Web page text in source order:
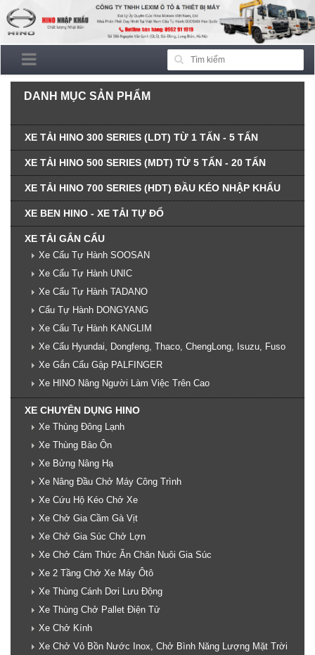
DANH MỤC SẢN PHẨM
XE TẢI HINO 300 SERIES (LDT) TỪ 1 TẤN - 5 TẤN
XE TẢI HINO 500 SERIES (MDT) TỪ 5 TẤN - 20 TẤN
XE TẢI HINO 700 SERIES (HDT) ĐẦU KÉO NHẬP KHẨU
XE BEN HINO - XE TẢI TỰ ĐỔ
XE TẢI GẮN CẨU
Xe Cẩu Tự Hành SOOSAN
Xe Cẩu Tự Hành UNIC
Xe Cẩu Tự Hành TADANO
Cẩu Tự Hành DONGYANG
Xe Cẩu Tự Hành KANGLIM
Xe Cẩu Hyundai, Dongfeng, Thaco, ChengLong, Isuzu, Fuso
Xe Gắn Cẩu Gập PALFINGER
Xe HINO Nâng Người Làm Việc Trên Cao
XE CHUYÊN DỤNG HINO
Xe Thùng Đông Lạnh
Xe Thùng Bảo Ôn
Xe Bửng Nâng Hạ
Xe Nâng Đầu Chở Máy Công Trình
Xe Cứu Hộ Kéo Chở Xe
Xe Chở Gia Cầm Gà Vịt
Xe Chở Gia Súc Chở Lợn
Xe Chở Cám Thức Ăn Chăn Nuôi Gia Súc
Xe 2 Tầng Chở Xe Máy Ôtô
Xe Thùng Cánh Dơi Lưu Động
Xe Thùng Chở Pallet Điện Tử
Xe Chở Kính
Xe Chở Vỏ Bồn Nước Inox, Chở Bình Năng Lượng Mặt Trời